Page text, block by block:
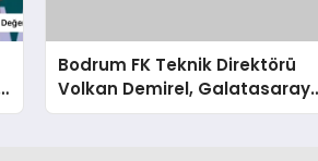
Bodrum FK Teknik Direktörü
Volkan Demirel, Galatasaray
Mağlubiyetini Değerlendirdi